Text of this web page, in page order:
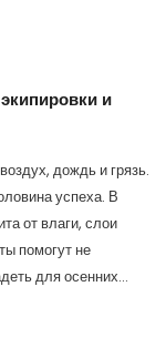
и
дождь и грязь.
успеха. В
от влаги, слои
помогут не
для осенних
и пользу.